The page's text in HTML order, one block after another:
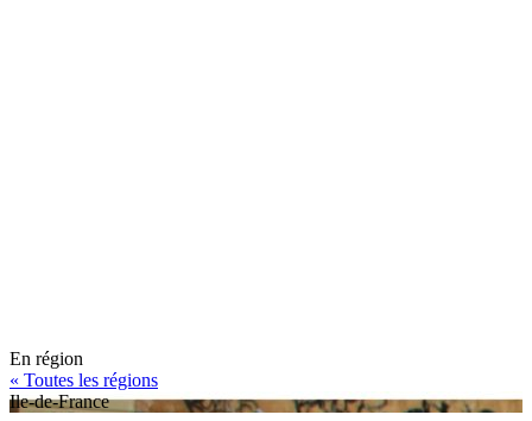
En région
« Toutes les régions
Ile-de-France